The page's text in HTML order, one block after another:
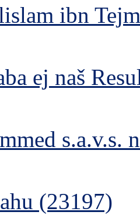
ibn
ej naš
s.a.v.s.
(23197)